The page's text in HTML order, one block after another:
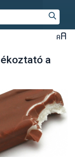
a